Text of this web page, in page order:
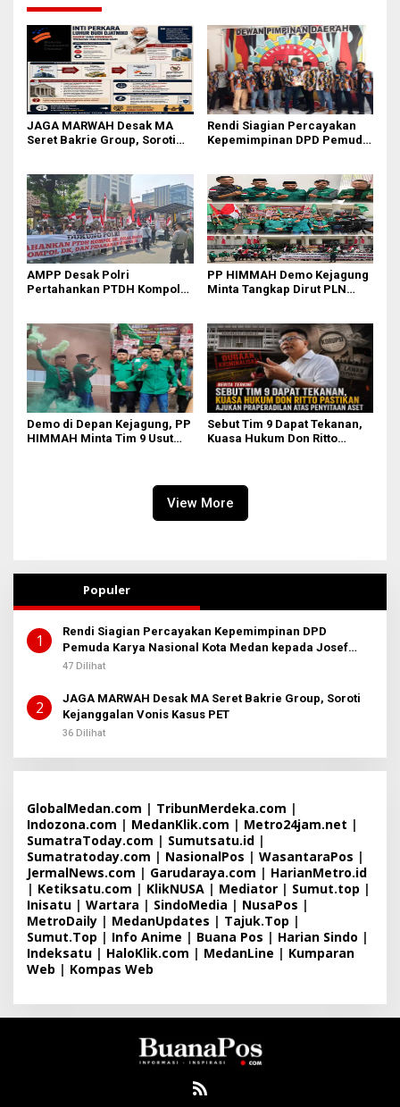
JAGA MARWAH Desak MA
Seret Bakrie Group, Soroti
Rendi Siagian Percayakan
Kepemimpinan DPD Pemuda
AMPP Desak Polri
Pertahankan PTDH Kompol
PP HIMMAH Demo Kejagung
Minta Tangkap Dirut PLN
Demo di Depan Kejagung, PP
HIMMAH Minta Tim 9 Usut
Sebut Tim 9 Dapat Tekanan,
Kuasa Hukum Don Ritto
View More
Populer
1
Rendi Siagian Percayakan Kepemimpinan DPD
Pemuda Karya Nasional Kota Medan kepada Josef
Sembiring
47 Dilihat
2
JAGA MARWAH Desak MA Seret Bakrie Group, Soroti
Kejanggalan Vonis Kasus PET
36 Dilihat
GlobalMedan.com | TribunMerdeka.com |
Indozona.com | MedanKlik.com | Metro24jam.net |
SumatraToday.com | Sumutsatu.id |
Sumatratoday.com | NasionalPos | WasantaraPos |
JermalNews.com | Garudaraya.com | HarianMetro.id
| Ketiksatu.com | KlikNUSA | Mediator | Sumut.top |
Inisatu | Wartara | SindoMedia | NusaPos |
MetroDaily | MedanUpdates | Tajuk.Top |
Sumut.Top | Info Anime | Buana Pos | Harian Sindo |
Indeksatu | HaloKlik.com | MedanLine | Kumparan
Web | Kompas Web